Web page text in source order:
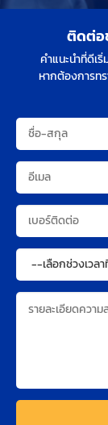
ติดต่อ
คำแนะนำที่ดีเ
หากต้องการท